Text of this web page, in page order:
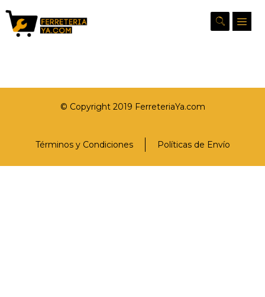
© Copyright 2019 FerreteriaYa.com
Políticas de Envío
Términos y Condiciones